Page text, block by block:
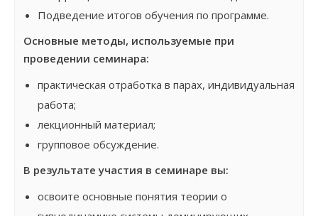
Подведение итогов обучения по программе.
Основные методы, используемые при
проведении семинара:
практическая отработка в парах, индивидуальная
работа;
лекционный материал;
групповое обсуждение.
В результате участия в семинаре вы:
освоите основные понятия теории о